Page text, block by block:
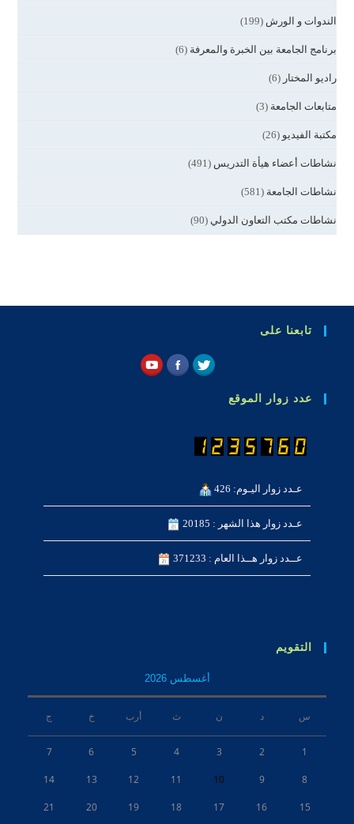
الندوات و الورش (199)
برنامج الجامعة بين الخبرة والمعرفة (6)
راديو المختار (6)
متابعات الجامعة (3)
مكتبة الفيديو (26)
نشاطات أعضاء هيأة التدريس (491)
نشاطات الجامعة (581)
نشاطات مكتب التعاون الدولي (90)
تابعنا على
عدد زوار الموقع
عـدد زوار اليـوم: 426
عـدد زوار هذا الشهر : 20185
عــدد زوار هــذا العام : 371233
التقويم
أغسطس 2026
س د ن ث أرب خ ج
1
2
3
4
5
6
7
8
9
10
11
12
13
14
15
16
17
18
19
20
21